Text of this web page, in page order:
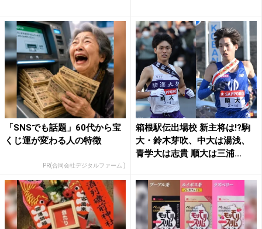
「SNSでも話題」60代から宝
くじ運が変わる人の特徴
PR(合同会社デジタルファーム )
箱根駅伝出場校 新主将は!?駒
大・鈴木芽吹、中大は湯浅、
青学大は志貴 順大は三浦...